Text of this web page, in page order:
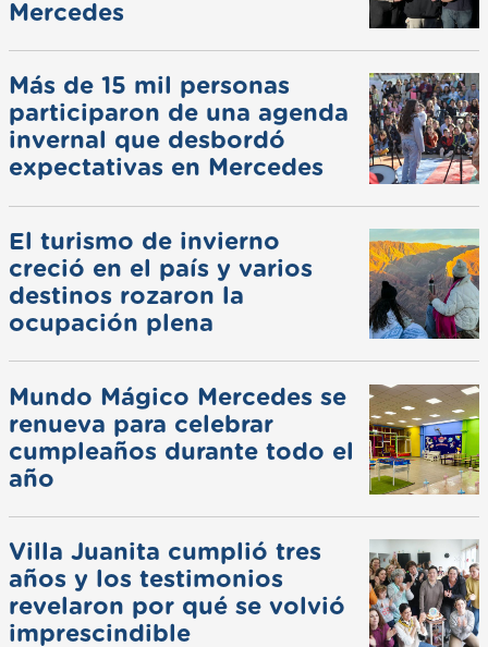
Mercedes
Más de 15 mil personas
participaron de una agenda
invernal que desbordó
expectativas en Mercedes
El turismo de invierno
creció en el país y varios
destinos rozaron la
ocupación plena
Mundo Mágico Mercedes se
renueva para celebrar
cumpleaños durante todo el
año
Villa Juanita cumplió tres
años y los testimonios
revelaron por qué se volvió
imprescindible